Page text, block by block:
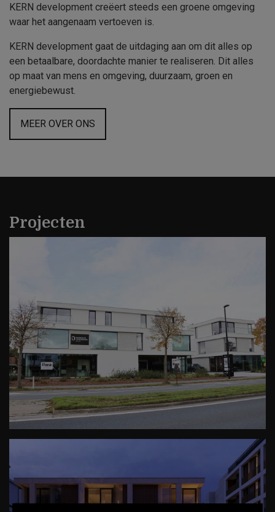
KERN development creëert steeds een groene omgeving
waar het aangenaam vertoeven is.
KERN development gaat de uitdaging aan om dit alles op
een betaalbare, doordachte manier te realiseren. Dit alles
op maat van mens en omgeving, duurzaam, groen en
energiebewust.
MEER OVER ONS
Projecten